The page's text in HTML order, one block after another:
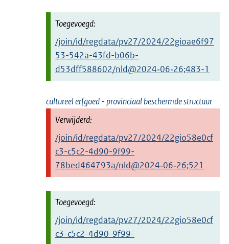
/join/id/regdata/pv27/2024/22gioae6f97
53-542a-43fd-b06b-
d53dff588602/nld@2024‑06‑26;483-1
cultureel erfgoed - provinciaal beschermde structuur
/join/id/regdata/pv27/2024/22gio58e0cf
c3-c5c2-4d90-9f99-
78bed464793a/nld@2024‑06‑26;521
/join/id/regdata/pv27/2024/22gio58e0cf
c3-c5c2-4d90-9f99-